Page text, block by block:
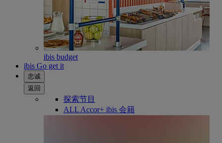
ibis budget
ibis Go get it
忠诚
返回
探索节目
ALL Accor+ ibis 会籍